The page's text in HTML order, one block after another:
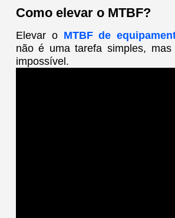
Como elevar o MTBF?
Elevar o MTBF de
não é uma tarefa simples,
impossível.